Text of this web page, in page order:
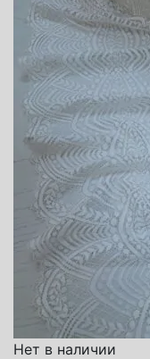
Нет в наличии